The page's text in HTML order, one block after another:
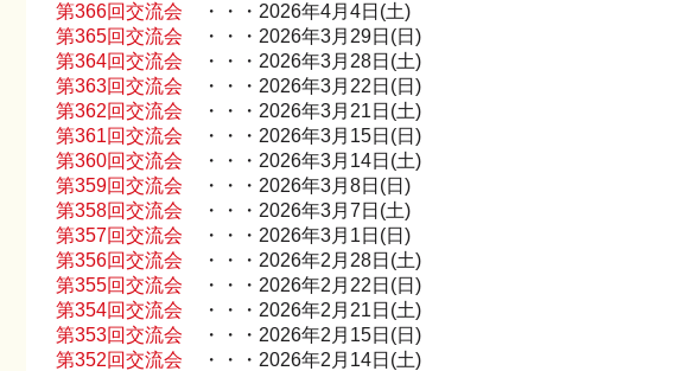
第366回交流会 ・・・2026年4月4日(土)
第365回交流会 ・・・2026年3月29日(日)
第364回交流会 ・・・2026年3月28日(土)
第363回交流会 ・・・2026年3月22日(日)
第362回交流会 ・・・2026年3月21日(土)
第361回交流会 ・・・2026年3月15日(日)
第360回交流会 ・・・2026年3月14日(土)
第359回交流会 ・・・2026年3月8日(日)
第358回交流会 ・・・2026年3月7日(土)
第357回交流会 ・・・2026年3月1日(日)
第356回交流会 ・・・2026年2月28日(土)
第355回交流会 ・・・2026年2月22日(日)
第354回交流会 ・・・2026年2月21日(土)
第353回交流会 ・・・2026年2月15日(日)
第352回交流会 ・・・2026年2月14日(土)